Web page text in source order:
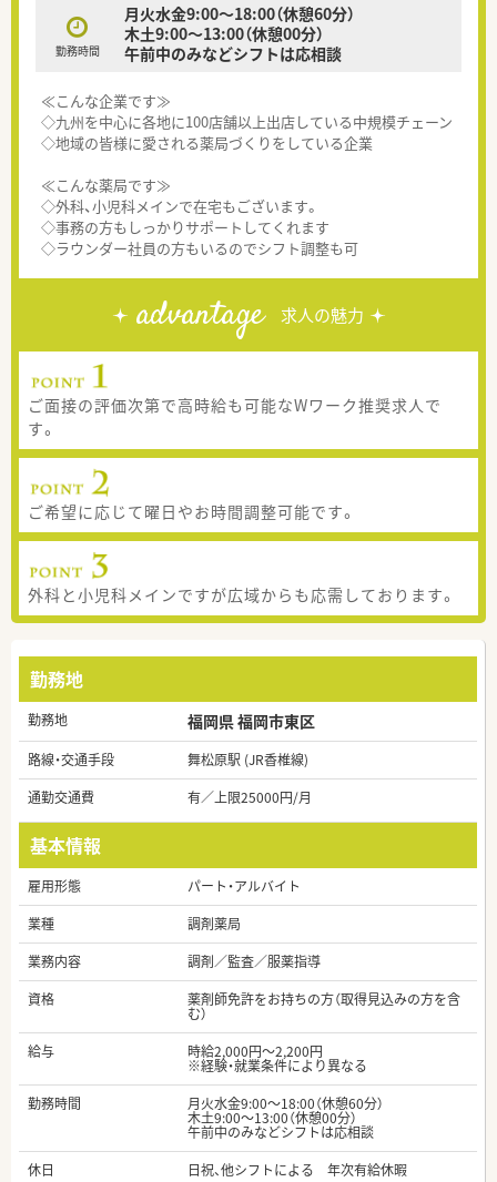
勤務時間
月火水金9:00～18:00（休憩60分）
木土9:00～13:00（休憩00分）
午前中のみなどシフトは応相談
≪こんな企業です≫
◇九州を中心に各地に100店舗以上出店している中規模チェーン
◇地域の皆様に愛される薬局づくりをしている企業
≪こんな薬局です≫
◇外科、小児科メインで在宅もございます。
◇事務の方もしっかりサポートしてくれます
◇ラウンダー社員の方もいるのでシフト調整も可
advantage 求人の魅力
ご面接の評価次第で高時給も可能なWワーク推奨求人で
す。
ご希望に応じて曜日やお時間調整可能です。
外科と小児科メインですが広域からも応需しております。
勤務地
勤務地 福岡県 福岡市東区
路線・交通手段
舞松原駅 (JR香椎線)
通勤交通費
有／上限25000円/月
基本情報
雇用形態
パート・アルバイト
業種
調剤薬局
業務内容
調剤／監査／服薬指導
資格
薬剤師免許をお持ちの方（取得見込みの方を含
む）
給与
時給2,000円～2,200円
※経験・就業条件により異なる
勤務時間
月火水金9:00～18:00（休憩60分）
木土9:00～13:00（休憩00分）
午前中のみなどシフトは応相談
休日
日祝、他シフトによる 年次有給休暇